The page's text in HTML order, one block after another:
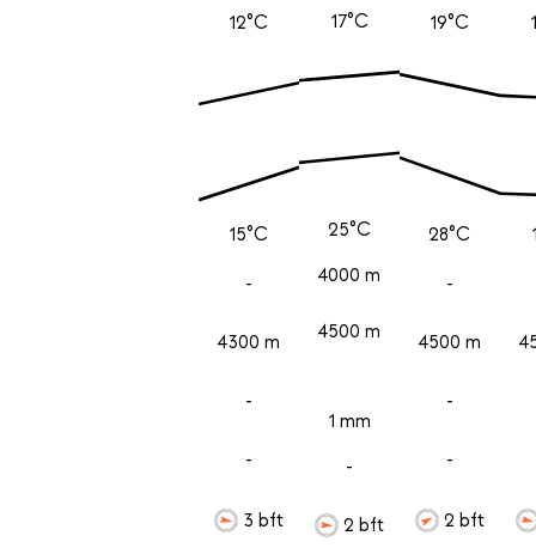
12°C
15°C
-
4300 m
-
-
3 bft
17°C
25°C
4000 m
4500 m
1 mm
-
2 bft
19°C
28°C
-
4500 m
-
-
2 bft